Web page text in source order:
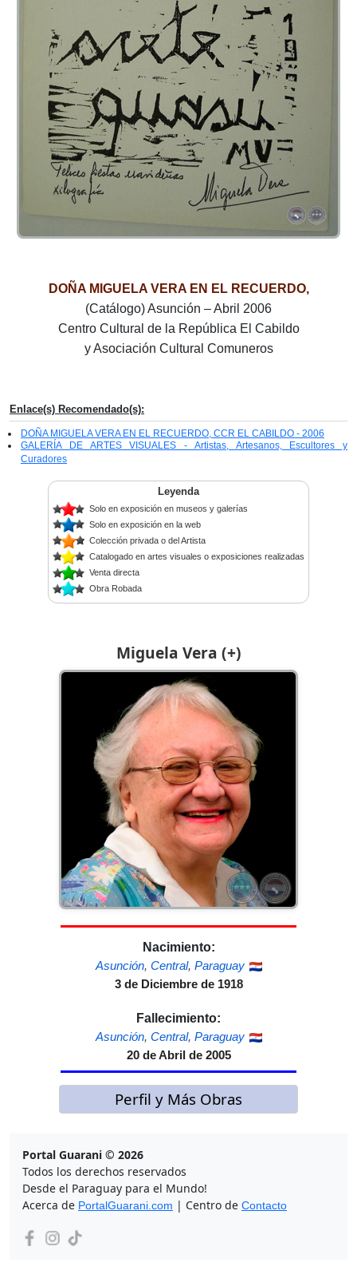
Miguela Vera (+)
Nacimiento:
Asunción, Central, Paraguay
3 de Diciembre de 1918
Fallecimiento:
Asunción, Central, Paraguay
20 de Abril de 2005
Perfil y Más Obras
DOÑA MIGUELA VERA EN EL RECUERDO,
(Catálogo) Asunción – Abril 2006
Centro Cultural de la República El Cabildo
y Asociación Cultural Comuneros
Enlace(s) Recomendado(s):
DOÑA MIGUELA VERA EN EL RECUERDO, CCR EL CABILDO - 2006
GALERÍA DE ARTES VISUALES - Artistas, Artesanos, Escultores y
Curadores
Leyenda
Solo en exposición en museos y galerías
Solo en exposición en la web
Colección privada o del Artista
Catalogado en artes visuales o exposiciones realizadas
Venta directa
Obra Robada
Portal Guarani © 2026
Todos los derechos reservados
Desde el Paraguay para el Mundo!
Acerca de PortalGuarani.com | Centro de Contacto